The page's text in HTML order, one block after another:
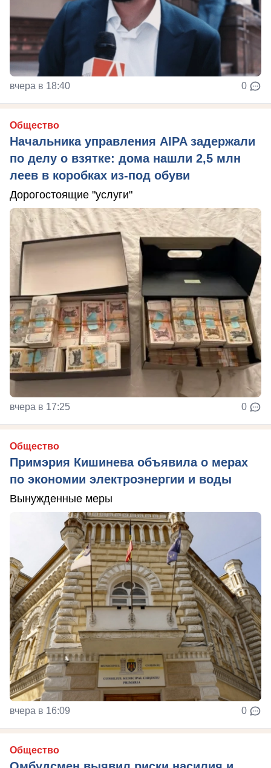
вчера в 18:40 0
Общество
Начальника управления AIPA задержали
по делу о взятке: дома нашли 2,5 млн
леев в коробках из-под обуви
Дорогостоящие "услуги"
вчера в 17:25 0
Общество
Примэрия Кишинева объявила о мерах
по экономии электроэнергии и воды
Вынужденные меры
вчера в 16:09 0
Общество